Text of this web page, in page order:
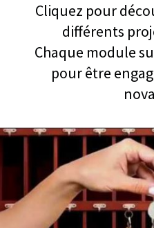
Cliquez pour
différents
Chaque module
pour être